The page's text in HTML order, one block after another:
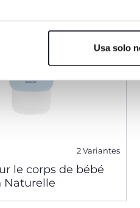
Usa solo
2 Variantes
le corps de bébé
Naturelle